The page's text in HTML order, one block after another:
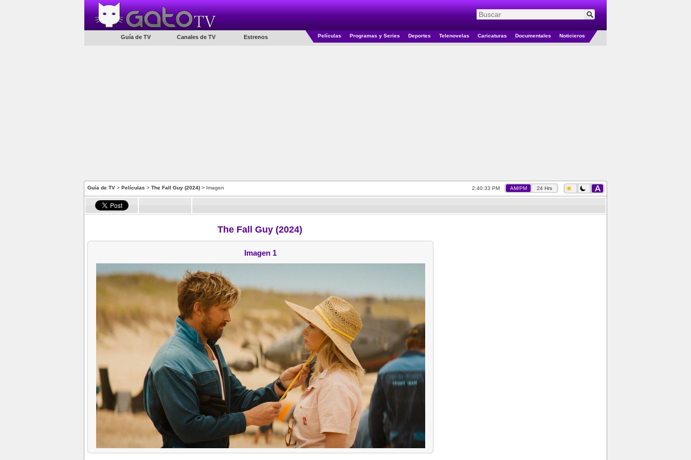
Guía de TV Canales de TV Estrenos Películas Programas y Series Deportes Telenovelas Caricaturas Documentales Noticieros
Guía de TV > Películas > The Fall Guy (2024) > Imagen 2:40:33 PM AM/PM 24 Hrs
The Fall Guy (2024)
Imagen 1